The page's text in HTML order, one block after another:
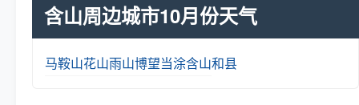
含山周边城市10月份天气
马鞍山花山雨山博望当涂含山和县